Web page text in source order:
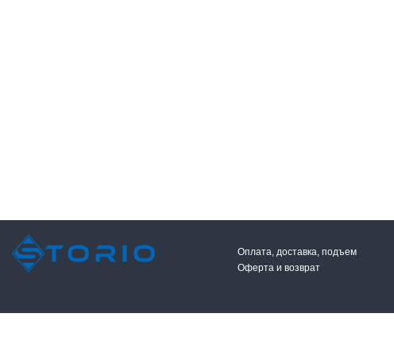
Оплата, доставка, подъем
Оферта и возврат